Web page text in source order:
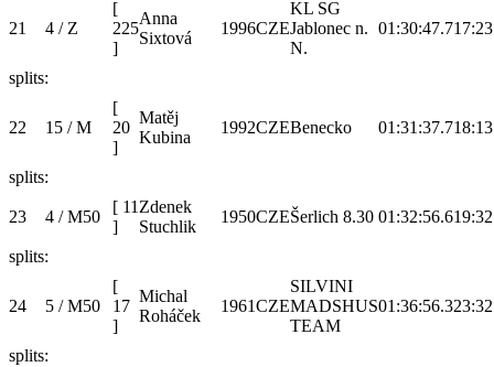
21 4 / Z
[
225
]
Anna
Sixtová
1996CZE
KL SG
Jablonec n.
N.
01:30:47.7
splits:
22 15 / M
[
20
]
Matěj
Kubina
1992CZEBenecko 01:31:37.7
splits:
23 4 / M50
[ 11
]
Zdenek
Stuchlik
1950CZEŠerlich 8.30 01:32:56.6
splits:
24 5 / M50
[
17
]
Michal
Roháček
1961CZE
SILVINI
MADSHUS
TEAM
01:36:56.3
splits: